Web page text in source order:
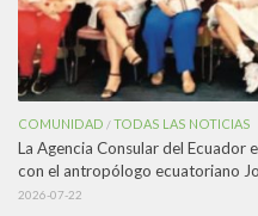
COMUNIDAD /TODAS LAS NOTICIAS
La Agencia Consular del Ecuador
con el antropólogo ecuatoriano
2026-07-22